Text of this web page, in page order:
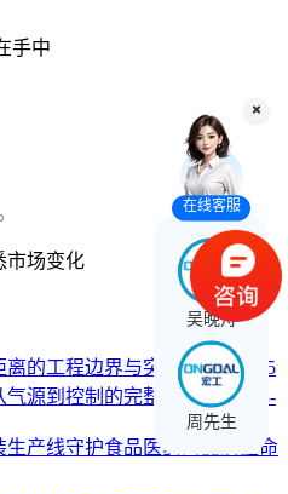
手中
市场变化
离的工程边界与突破 2026-08-05
源到控制的完整链条
2026-08-
产线守护食品医药的品质生命
在线客服
吴晚舟
周先生